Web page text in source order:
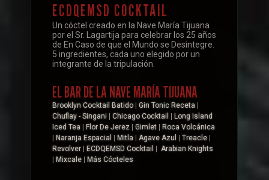
ECDQEMSD COCKTAIL
Un cóctel creado en la Nave María Tijuana
por el Sr. Lagartija para celebrar los 25 años
de En Caso de que el Mundo se Desintegre.
5 ingredientes, cada uno elegido por un
integrante de la tripulación.
EL BAR DE LA NAVE MARÍA TIJUANA
Brooklyn Cocktail Batido|Gin Tonic Receta
Chuflay - Singani |Chicago Cocktail
Long Island
Iced Tea
Flor De Jerez |Gimlet
Roca Volcánica
Naranja Espacial Mitla |Agave Azul |Treacle
Revolver
ECDQEMSD Cocktail |Arabian Knights
Mixcale Más Cócteles